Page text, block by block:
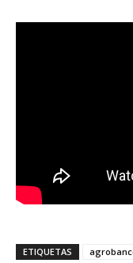
ETIQUETAS